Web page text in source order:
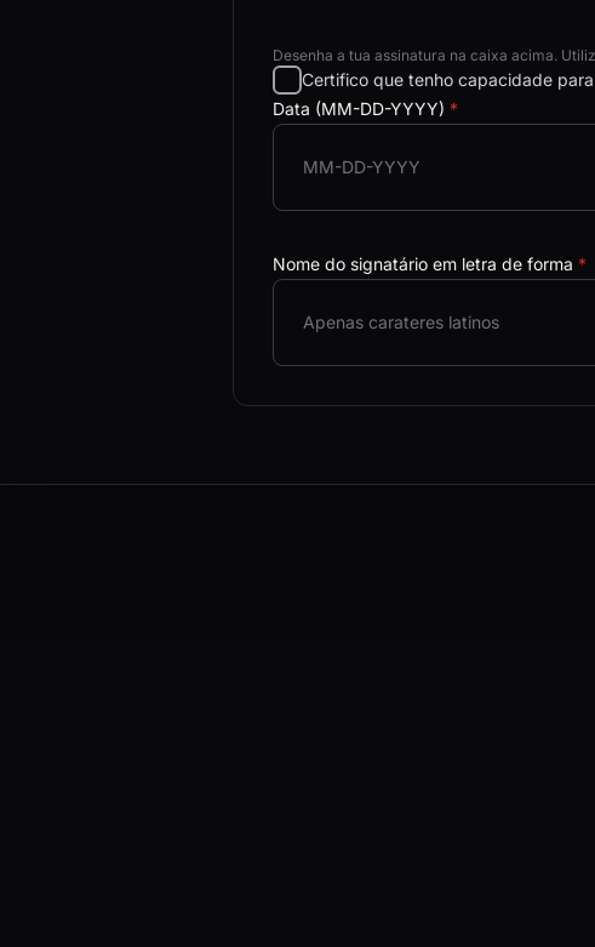
Desenha a tua assinatura na caixa acima.
Certifico que tenho capacidade
Data (MM-DD-YYYY) *
Nome do signatário em letra de forma *